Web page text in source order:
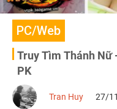
PC/Web
Truy Tìm Thánh Nữ
PK
Tran Huy 27/